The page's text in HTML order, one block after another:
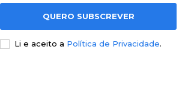
QUERO SUBSCREVER
Li e aceito a Política de Privacidade.